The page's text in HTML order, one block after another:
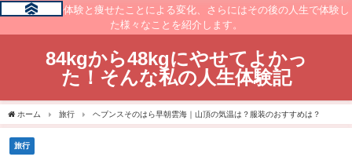
痩せるまでの体験と痩せたことによる変化、さらにはその後の人生で体験し
た様々なことを紹介します。
84kgから48kgにやせてよかっ
た！そんな私の人生体験記
ホーム 旅行 ヘブンスそのはら早朝雲海｜山頂の気温は？服装のおすすめは？
旅行